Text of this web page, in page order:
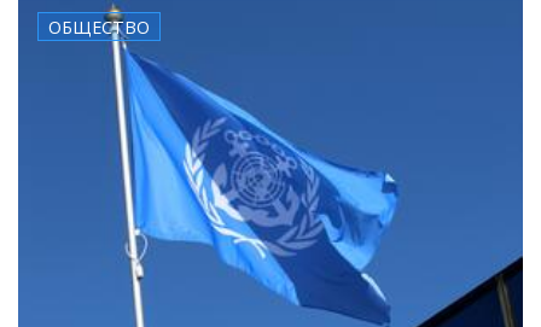
ОБЩЕСТВО